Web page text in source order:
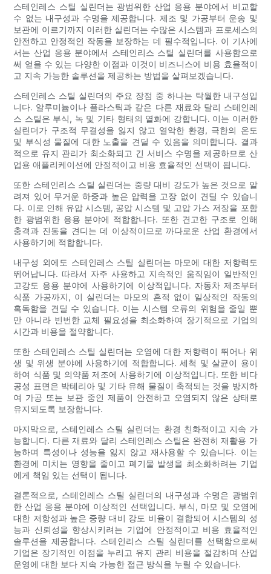
스테인레스 스틸 실린더는 광범위한 산업 응용 분야에서 비교할
수 없는 내구성과 수명을 제공합니다. 제조 및 가공부터 운송 및
보관에 이르기까지 이러한 실린더는 수많은 시스템과 프로세스의
안전하고 안정적인 작동을 보장하는 데 필수적입니다. 이 기사에
서는 산업 응용 분야에서 스테인리스 스틸 실린더를 사용함으로
써 얻을 수 있는 다양한 이점과 이것이 비즈니스에 비용 효율적이
고 지속 가능한 솔루션을 제공하는 방법을 살펴보겠습니다.
스테인레스 스틸 실린더의 주요 장점 중 하나는 탁월한 내구성입
니다. 알루미늄이나 플라스틱과 같은 다른 재료와 달리 스테인레
스 스틸은 부식, 녹 및 기타 형태의 열화에 강합니다. 이는 이러한
실린더가 구조적 무결성을 잃지 않고 열악한 환경, 극한의 온도
및 부식성 물질에 대한 노출을 견딜 수 있음을 의미합니다. 결과
적으로 유지 관리가 최소화되고 긴 서비스 수명을 제공하므로 산
업용 애플리케이션에 안정적이고 비용 효율적인 선택이 됩니다.
또한 스테인리스 스틸 실린더는 중량 대비 강도가 높은 것으로 알
려져 있어 무거운 하중과 높은 압력을 고장 없이 견딜 수 있습니
다. 이로 인해 유압 시스템, 공압 시스템 및 고압 가스 저장을 포함
한 광범위한 응용 분야에 적합합니다. 또한 견고한 구조로 인해
충격과 진동을 견디는 데 이상적이므로 까다로운 산업 환경에서
사용하기에 적합합니다.
내구성 외에도 스테인레스 스틸 실린더는 마모에 대한 저항력도
뛰어납니다. 따라서 자주 사용하고 지속적인 움직임이 일반적인
고강도 응용 분야에 사용하기에 이상적입니다. 자동차 제조부터
식품 가공까지, 이 실린더는 마모의 흔적 없이 일상적인 작동의
혹독함을 견딜 수 있습니다. 이는 시스템 오류의 위험을 줄일 뿐
만 아니라 빈번한 교체 필요성을 최소화하여 장기적으로 기업의
시간과 비용을 절약합니다.
또한 스테인레스 스틸 실린더는 오염에 대한 저항력이 뛰어나 위
생 및 위생 분야에 사용하기에 적합합니다. 세척 및 살균이 용이
하여 식품 및 의약품 제조에 사용하기에 이상적입니다. 또한 비다
공성 표면은 박테리아 및 기타 유해 물질이 축적되는 것을 방지하
여 가공 또는 보관 중인 제품이 안전하고 오염되지 않은 상태로
유지되도록 보장합니다.
마지막으로, 스테인레스 스틸 실린더는 환경 친화적이고 지속 가
능합니다. 다른 재료와 달리 스테인레스 스틸은 완전히 재활용 가
능하며 특성이나 성능을 잃지 않고 재사용할 수 있습니다. 이는
환경에 미치는 영향을 줄이고 폐기물 발생을 최소화하려는 기업
에게 책임 있는 선택이 됩니다.
결론적으로, 스테인레스 스틸 실린더의 내구성과 수명은 광범위
한 산업 응용 분야에 이상적인 선택입니다. 부식, 마모 및 오염에
대한 저항성과 높은 중량 대비 강도 비율이 결합되어 시스템의 성
능과 신뢰성을 향상시키려는 기업에 안정적이고 비용 효율적인
솔루션을 제공합니다. 스테인리스 스틸 실린더를 선택함으로써
기업은 장기적인 이점을 누리고 유지 관리 비용을 절감하며 산업
운영에 대한 보다 지속 가능한 접근 방식을 누릴 수 있습니다.